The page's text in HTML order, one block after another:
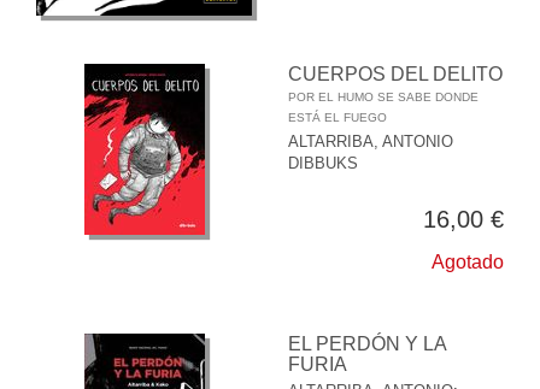
CUERPOS DEL DELITO
POR EL HUMO SE SABE DONDE
ESTÁ EL FUEGO
ALTARRIBA, ANTONIO
DIBBUKS
16,00 €
Agotado
EL PERDÓN Y LA
FURIA